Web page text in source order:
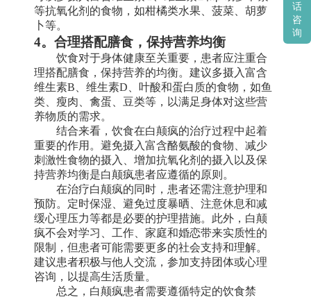
等抗氧化剂的食物，如柑橘类水果、菠菜、胡萝
卜等。
4。合理搭配膳食，保持营养均衡
饮食对于身体健康至关重要，患者应注重合
理搭配膳食，保持营养的均衡。建议多摄入富含
维生素B、维生素D、叶酸和蛋白质的食物，如鱼
类、瘦肉、禽蛋、豆类等，以满足身体对这些营
养物质的需求。
结合来看，饮食在白颠疯的治疗过程中起着
重要的作用。避免摄入富含酪氨酸的食物、减少
刺激性食物的摄入、增加抗氧化剂的摄入以及保
持营养均衡是白颠疯患者应遵循的原则。
在治疗白颠疯的同时，患者还需注意护理和
预防。定时保湿、避免过度暴晒、注意休息和减
缓心理压力等都是必要的护理措施。此外，白颠
疯不会对学习、工作、家庭和婚恋带来实质性的
限制，但患者可能需要更多的社会支持和理解。
建议患者积极与他人交流，参加支持团体或心理
咨询，以提高生活质量。
总之，白颠疯患者需要遵循特定的饮食禁
话
咨
询